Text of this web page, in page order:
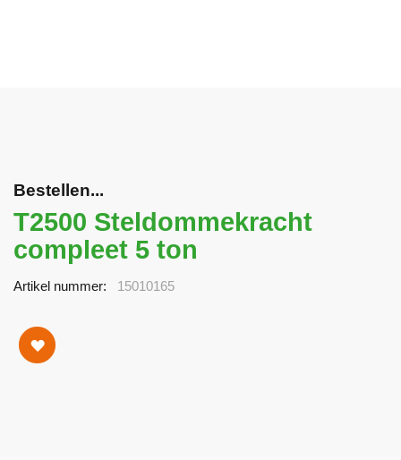
Bestellen...
T2500 Steldommekracht
compleet 5 ton
Artikel nummer 15010165